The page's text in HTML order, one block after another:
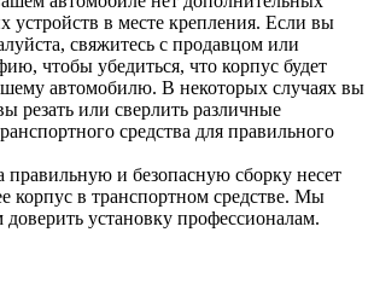
устройств в месте крепления. Если вы
свяжитесь с продавцом или
чтобы убедиться, что корпус будет
автомобилю. В некоторых случаях вы
резать или сверлить различные
средства для правильного
правильную и безопасную сборку несет
корпус в транспортном средстве. Мы
установку профессионалам.